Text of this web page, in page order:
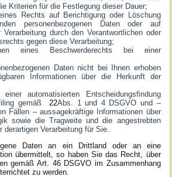
Kriterien für die Festlegung dieser Dauer;
Rechts auf Berichtigung oder Löschung
personenbezogenen Daten oder auf
Verarbeitung durch den Verantwortlichen oder
gegen diese Verarbeitung;
eines Beschwerderechts bei einer
Daten nicht bei Ihnen erhoben
Informationen über die Herkunft der
automatisierten Entscheidungsfindung
gemäß
22Abs. 1 und 4 DSGVO und –
Fällen – aussagekräftige Informationen über
sowie die Tragweite und die angestrebten
derartigen Verarbeitung für Sie.
Daten an ein Drittland oder an eine
übermittelt, so haben Sie das Recht, über
gemäß Art. 46 DSGVO im Zusammenhang
zu werden.